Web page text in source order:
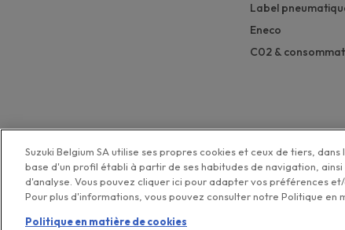
Label
Eneco
C02 &
Politique de
Suzuki Belgium SA utilise ses propres cookies et ceux de tiers,
base d'un profil établi à partir de ses habitudes de navigation,
d'analyse. Vous pouvez cliquer ici pour adapter vos préférences
Pour plus d'informations, vous pouvez consulter notre Politique en
Politique en matière de cookies